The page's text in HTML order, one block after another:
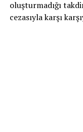
oluşturmadığı
cezasıyla karşı